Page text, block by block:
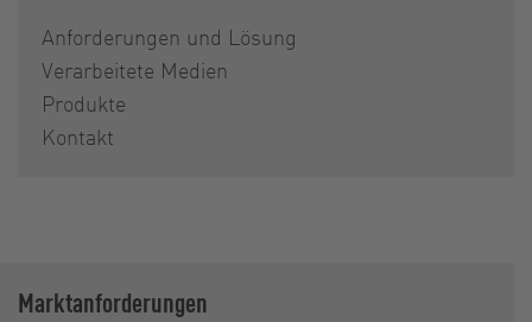
Anforderungen und Lösung
Verarbeitete Medien
Produkte
Kontakt
Marktanforderungen